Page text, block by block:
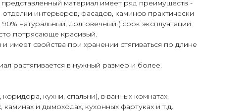
материал имеет ряд преимуществ -
отделки интерьеров, фасадов, каминов практически
натуральный, долговечный ( срок эксплуатации
потрясающе красивый.
имеет свойства при хранении стягиваться по длине
растягивается в нужный размер и более.
коридора, кухни, спальни), в ванных комнатах,
каминах и дымоходах, кухонных фартуках и т.д.